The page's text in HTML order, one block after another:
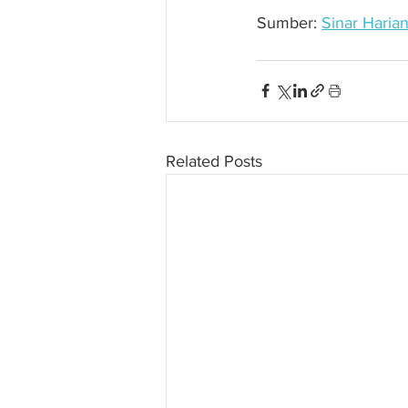
Sumber: Sinar Harian
Related Posts